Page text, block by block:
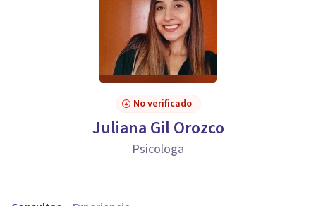
No verificado
Juliana Gil Orozco
Psicologa